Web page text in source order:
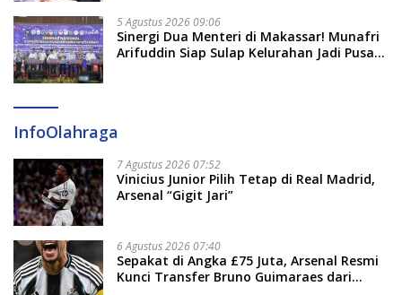
5 Agustus 2026 09:06
Sinergi Dua Menteri di Makassar! Munafri
Arifuddin Siap Sulap Kelurahan Jadi Pusat
InfoOlahraga
7 Agustus 2026 07:52
Vinicius Junior Pilih Tetap di Real Madrid,
Arsenal “Gigit Jari”
6 Agustus 2026 07:40
Sepakat di Angka £75 Juta, Arsenal Resmi
Kunci Transfer Bruno Guimaraes dari